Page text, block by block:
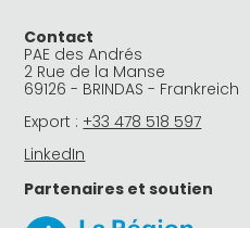
Contact
PAE des Andrés
2 Rue de la Manse
69126 - BRINDAS - Frankreich
Export : +33 478 518 597
LinkedIn
Partenaires et soutien